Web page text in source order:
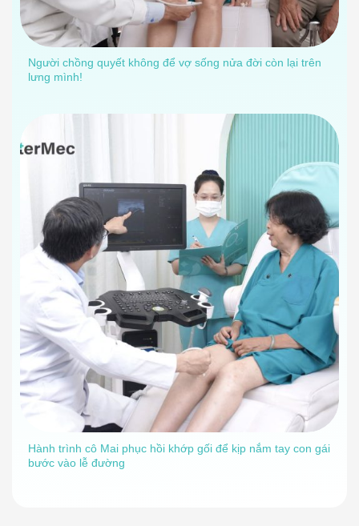
Người chồng quyết không để vợ sống nửa đời còn lại trên
lưng mình!
Hành trình cô Mai phục hồi khớp gối để kịp nắm tay con gái
bước vào lễ đường